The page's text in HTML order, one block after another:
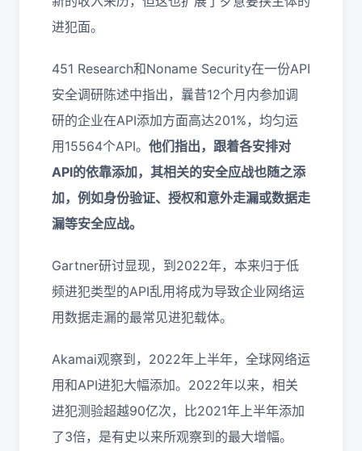
进犯面。
451 Research和Noname Security在一份API
安全调研陈述中指出，曩昔12个月内参加调
研的企业在API添加方面高达201%，均匀运
用15564个API。 他们指出，跟着各安排对
API的依靠添加，其相关的安全应战也随之添
加，例如身份验证、授权和意外走漏或数据走
漏等安全应战。
Gartner研讨显现，到2022年，本来归于低
频进犯类型的API乱用将成为导致企业网络运
用数据走漏的最常见进犯载体。
Akamai观察到，2022年上半年，全球网络运
用和API进犯大幅添加。2022年以来，相关
进犯测验超越90亿次，比2021年上半年添加
了3倍，是有史以来所观察到的最大增幅。